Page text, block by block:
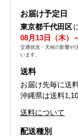
お届け予定日
東京都千代田区
08月13日（木）
交通状況・天候の影響や
います。
送料
お届け先毎に送
沖縄県は送料
送料について
配送種別